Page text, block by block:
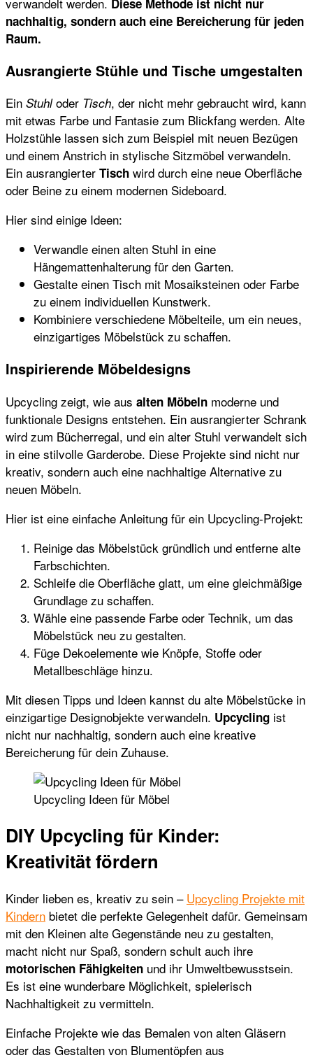
nachhaltig, sondern auch eine Bereicherung für jeden
Raum.
Ausrangierte Stühle und Tische umgestalten
Ein Stuhloder Tisch, der nicht mehr gebraucht wird, kann
mit etwas Farbe und Fantasie zum Blickfang werden. Alte
Holzstühle lassen sich zum Beispiel mit neuen Bezügen
und einem Anstrich in stylische Sitzmöbel verwandeln.
Ein ausrangierter Tisch wird durch eine neue Oberfläche
oder Beine zu einem modernen Sideboard.
Hier sind einige Ideen:
Verwandle einen alten Stuhl in eine
Hängemattenhalterung für den Garten.
Gestalte einen Tisch mit Mosaiksteinen oder Farbe
zu einem individuellen Kunstwerk.
Kombiniere verschiedene Möbelteile, um ein neues,
einzigartiges Möbelstück zu schaffen.
Inspirierende Möbeldesigns
Upcycling zeigt, wie aus alten Möbeln moderne und
funktionale Designs entstehen. Ein ausrangierter Schrank
wird zum Bücherregal, und ein alter Stuhl verwandelt sich
in eine stilvolle Garderobe. Diese Projekte sind nicht nur
kreativ, sondern auch eine nachhaltige Alternative zu
neuen Möbeln.
Hier ist eine einfache Anleitung für ein Upcycling-Projekt:
Reinige das Möbelstück gründlich und entferne alte
Farbschichten.
Schleife die Oberfläche glatt, um eine gleichmäßige
Grundlage zu schaffen.
Wähle eine passende Farbe oder Technik, um das
Möbelstück neu zu gestalten.
Füge Dekoelemente wie Knöpfe, Stoffe oder
Metallbeschläge hinzu.
Mit diesen Tipps und Ideen kannst du alte Möbelstücke in
einzigartige Designobjekte verwandeln. Upcycling ist
nicht nur nachhaltig, sondern auch eine kreative
Bereicherung für dein Zuhause.
Upcycling Ideen für Möbel
DIY Upcycling für Kinder:
Kreativität fördern
Kinder lieben es, kreativ zu sein – Upcycling Projekte mit
Kindern bietet die perfekte Gelegenheit dafür. Gemeinsam
mit den Kleinen alte Gegenstände neu zu gestalten,
macht nicht nur Spaß, sondern schult auch ihre
motorischen Fähigkeiten und ihr Umweltbewusstsein.
Es ist eine wunderbare Möglichkeit, spielerisch
Nachhaltigkeit zu vermitteln.
Einfache Projekte wie das Bemalen von alten Gläsern
oder das Gestalten von Blumentöpfen aus